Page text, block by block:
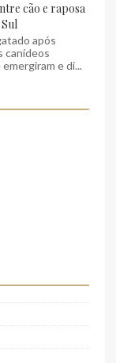
cão e raposa
após
canídeos
e di...